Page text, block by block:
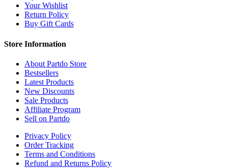
Your Wishlist
Return Policy
Buy Gift Cards
Store Information
About Partdo Store
Bestsellers
Latest Products
New Discounts
Sale Products
Affiliate Program
Sell on Partdo
Privacy Policy
Order Tracking
Terms and Conditions
Refund and Returns Policy